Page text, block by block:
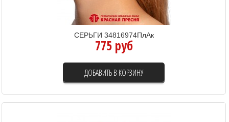
СЕРЬГИ 34816974ПлАк
775 руб
ДОБАВИТЬ В КОРЗИНУ